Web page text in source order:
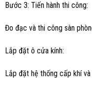
Bước 3: Tiến hành thi công:
Đo đạc và thi công sàn
Lắp đặt ô cửa kính:
Lắp đặt hệ thống cấp khí và